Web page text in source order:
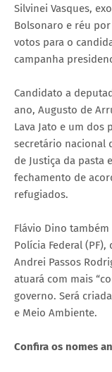
Silvinei Vasques,
Bolsonaro e réu
votos para o
campanha
Candidato a
ano, Augusto de
Lava Jato e um dos
secretário nacional
de Justiça da pasta
fechamento de
refugiados.
Flávio Dino
Polícia Federal
Andrei Passos
atuará com mais
governo. Será
e Meio Ambiente.
Confira os nomes